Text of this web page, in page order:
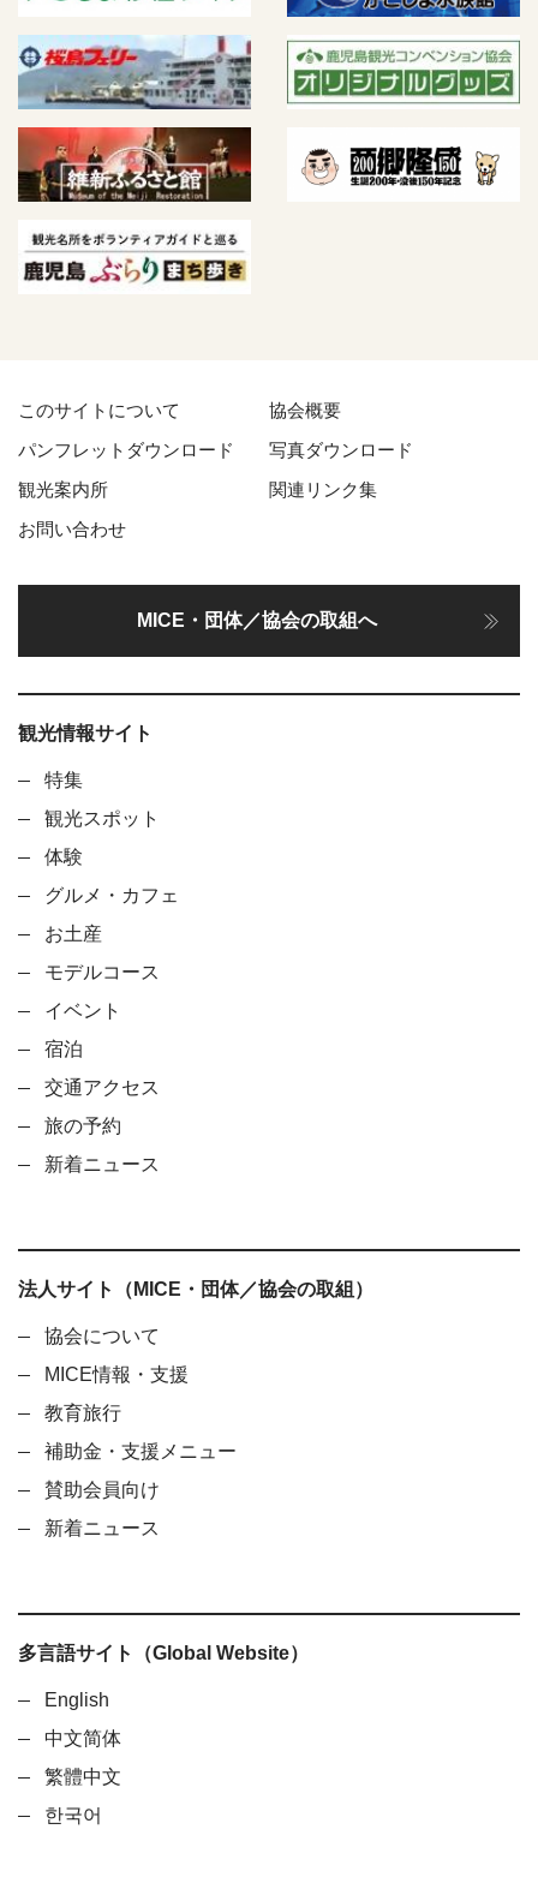
このサイトについて
協会概要
パンフレットダウンロード
写真ダウンロード
観光案内所
関連リンク集
お問い合わせ
MICE・団体／協会の取組へ
観光情報サイト
特集
観光スポット
体験
グルメ・カフェ
お土産
モデルコース
イベント
宿泊
交通アクセス
旅の予約
新着ニュース
法人サイト（MICE・団体／協会の取組）
協会について
MICE情報・支援
教育旅行
補助金・支援メニュー
賛助会員向け
新着ニュース
多言語サイト（Global Website）
English
中文简体
繁體中文
한국어